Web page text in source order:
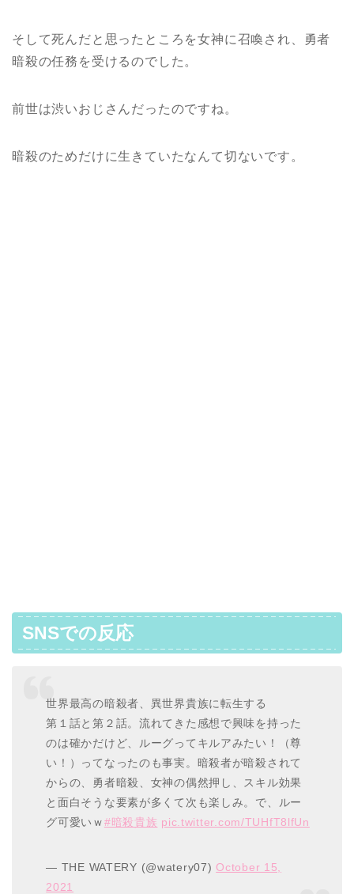
そして死んだと思ったところを女神に召喚され、勇者
暗殺の任務を受けるのでした。
前世は渋いおじさんだったのですね。
暗殺のためだけに生きていたなんて切ないです。
SNSでの反応
世界最高の暗殺者、異世界貴族に転生する
第１話と第２話。流れてきた感想で興味を持った
のは確かだけど、ルーグってキルアみたい！（尊
い！）ってなったのも事実。暗殺者が暗殺されて
からの、勇者暗殺、女神の偶然押し、スキル効果
と面白そうな要素が多くて次も楽しみ。で、ルー
グ可愛いｗ#暗殺貴族 pic.twitter.com/TUHfT8lfUn
— THE WATERY (@watery07)October 15,
2021